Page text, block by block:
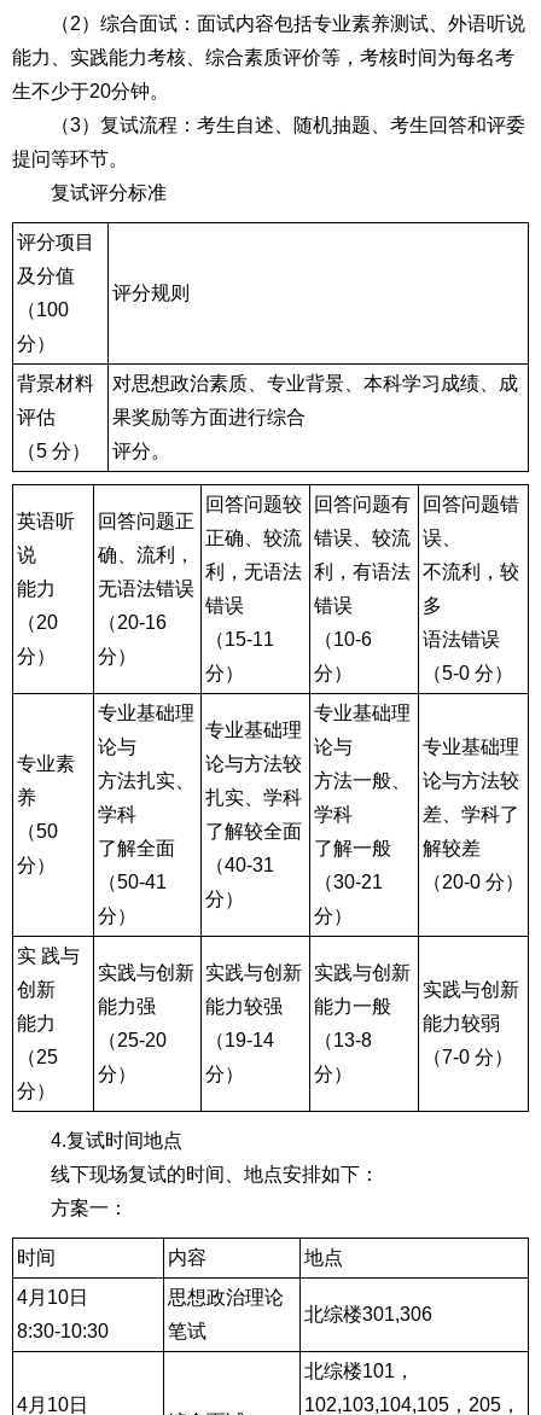
（2）综合面试：面试内容包括专业素养测试、外语听说
能力、实践能力考核、综合素质评价等，考核时间为每名考
生不少于20分钟。
（3）复试流程：考生自述、随机抽题、考生回答和评委
提问等环节。
复试评分标准
评分项目
及分值
（100
分）
评分规则
背景材料
评估
（5 分）
对思想政治素质、专业背景、本科学习成绩、成
果奖励等方面进行综合
评分。
英语听
说
能力
（20
分）
回答问题正
确、流利，
无语法错误
（20-16
分）
回答问题较
正确、较流
利，无语法
错误
（15-11
分）
回答问题有
错误、较流
利，有语法
错误
（10-6
分）
回答问题错
误、
不流利，较
多
语法错误
（5-0 分）
专业素
养
（50
分）
专业基础理
论与
方法扎实、
学科
了解全面
（50-41
分）
专业基础理
论与方法较
扎实、学科
了解较全面
（40-31
分）
专业基础理
论与
方法一般、
学科
了解一般
（30-21
分）
专业基础理
论与方法较
差、学科了
解较差
（20-0 分）
实 践与
创新
能力
（25
分）
实践与创新
能力强
（25-20
分）
实践与创新
能力较强
（19-14
分）
实践与创新
能力一般
（13-8
分）
实践与创新
能力较弱
（7-0 分）
4.复试时间地点
线下现场复试的时间、地点安排如下：
方案一：
时间 内容
地点
4月10日
8:30-10:30
思想政治理论
笔试
北综楼301,306
4月10日
北综楼101，
102,103,104,105，205，